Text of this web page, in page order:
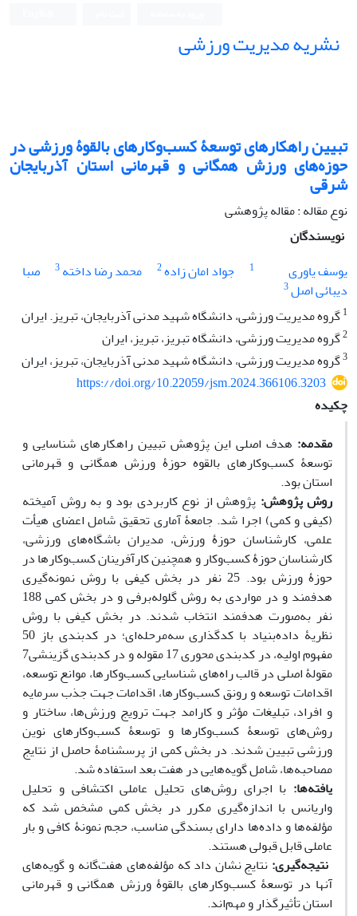
نشریه مدیریت ورزشی
تبیین راهکارهای توسعۀ کسب‌وکارهای بالقوۀ ورزشی در
حوزه‌های ورزش همگانی و قهرمانی استان آذربایجان
شرقی
نوع مقاله : مقاله پژوهشی
نویسندگان
یوسف یاوری
1 جواد امان زاده2 محمد رضا داخته3
صبا
دیبائی اصل3
1گروه مدیریت ورزشی، دانشگاه شهید مدنی آذربایجان، تبریز. ایران
2گروه مدیریت ورزشی، دانشگاه تبریز، تبریز، ایران
3گروه مدیریت ورزشی، دانشگاه شهید مدنی آذربایجان، تبریز، ایران
https://doi.org/10.22059/jsm.2024.366106.3203
چکیده
مقدمه: هدف اصلی این پژوهش تبیین راهکارهای شناسایی و
توسعۀ کسب‌وکارهای بالقوه حوزۀ ورزش همگانی و قهرمانی
استان بود.
روش پژوهش: پژوهش از نوع کاربردی بود و به روش آمیخته
(کیفی و کمی) اجرا شد. جامعۀ آماری تحقیق شامل اعضای هیأت
علمی، کارشناسان حوزۀ ورزش، مدیران باشگاه‌های ورزشی،
کارشناسان حوزۀ کسب‌وکار و همچنین کارآفرینان کسب‌وکارها در
حوزۀ ورزش بود. 25 نفر در بخش کیفی با روش نمونه‌گیری
هدفمند و در مواردی به روش گلوله‌برفی و در بخش کمی 188
نفر به‌صورت هدفمند انتخاب شدند. در بخش کیفی با روش
نظریۀ داده‌بنیاد با کدگذاری سه‌مرحله‌ای؛ در کدبندی باز 50
مفهوم اولیه، در کدبندی محوری 17 مقوله و در کدبندی گزینشی7
مقولۀ اصلی در قالب راه‌های شناسایی کسب‌وکارها، موانع توسعه،
اقدامات توسعه و رونق کسب‌وکارها، اقدامات جهت جذب سرمایه
و افراد، تبلیغات مؤثر و کارامد جهت ترویج ورزش‌ها، ساختار و
روش‌های توسعۀ کسب‌وکارها و توسعۀ کسب‌وکارهای نوین
ورزشی تبیین شدند. در بخش کمی از پرسشنامۀ حاصل از نتایج
مصاحبه‌ها، شامل گویه‌هایی در هفت بعد استفاده شد.
یافته‌ها: با اجرای روش‌های تحلیل عاملی اکتشافی و تحلیل
واریانس با اندازه‌گیری مکرر در بخش کمی مشخص شد که
مؤلفه‌ها و داده‌ها دارای بسندگی مناسب، حجم نمونۀ کافی و بار
عاملی قابل قبولی هستند.
نتیجه‌گیری: نتایج نشان داد که مؤلفه‌های هفت‌گانه و گویه‌های
آنها در توسعۀ کسب‌وکارهای بالقوۀ ورزش همگانی و قهرمانی
استان تأثیرگذار و مهم‌اند.